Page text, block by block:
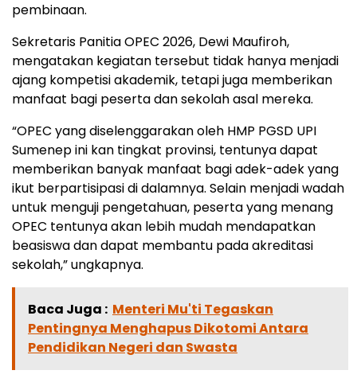
pembinaan.
Sekretaris Panitia OPEC 2026, Dewi Maufiroh,
mengatakan kegiatan tersebut tidak hanya menjadi
ajang kompetisi akademik, tetapi juga memberikan
manfaat bagi peserta dan sekolah asal mereka.
“OPEC yang diselenggarakan oleh HMP PGSD UPI
Sumenep ini kan tingkat provinsi, tentunya dapat
memberikan banyak manfaat bagi adek-adek yang
ikut berpartisipasi di dalamnya. Selain menjadi wadah
untuk menguji pengetahuan, peserta yang menang
OPEC tentunya akan lebih mudah mendapatkan
beasiswa dan dapat membantu pada akreditasi
sekolah,” ungkapnya.
Baca Juga : Menteri Mu'ti Tegaskan
Pentingnya Menghapus Dikotomi Antara
Pendidikan Negeri dan Swasta